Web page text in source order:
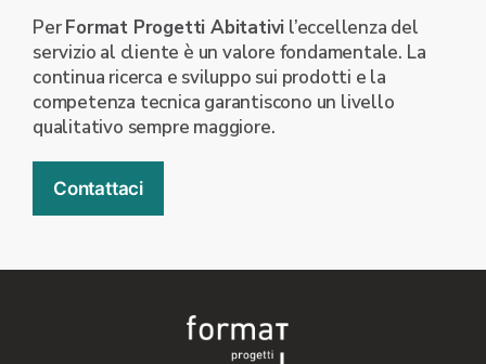
PerFormat Progetti Abitativi l’eccellenza del
servizio al cliente è un valore fondamentale. La
continua ricerca e sviluppo sui prodotti e la
competenza tecnica garantiscono un livello
qualitativo sempre maggiore.
Contattaci